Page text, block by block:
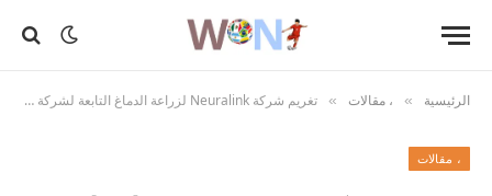
الرئيسية » ، مقالات » تغريم شركة Neuralink لزراعة الدماغ التابعة لشركة Elon Musk بسبب انتهاكها للمواد الخطرة
، مقالات